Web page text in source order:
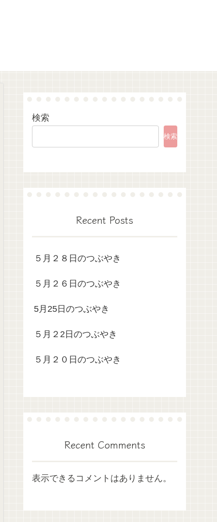
検索
検索
Recent Posts
５月２８日のつぶやき
５月２６日のつぶやき
5月25日のつぶやき
５月２2日のつぶやき
５月２０日のつぶやき
Recent Comments
表示できるコメントはありません。